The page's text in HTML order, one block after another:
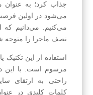
جذاب کرد؛ به عنوان
می‌شود در اولین
می‌کنیم. می‌دانیم که
نصف ماجرا را متوجه
استفاده از این تکنیک
مرسوم است. با این
راحتی به ارتقای
کلمات کلیدی در